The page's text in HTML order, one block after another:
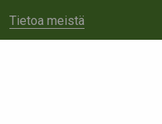
Tietoa meistä